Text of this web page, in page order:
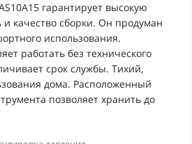
гарантирует высокую
и качество сборки. Он продуман
использования.
работать без технического
срок службы. Тихий,
дома. Расположенный
позволяет хранить до